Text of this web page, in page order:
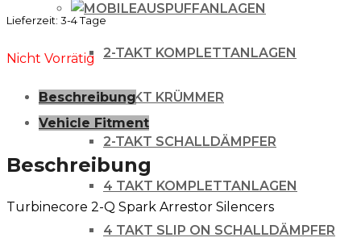
AUSPUFFANLAGEN
2-TAKT KOMPLETTANLAGEN
2-TAKT KRÜMMER
2-TAKT SCHALLDÄMPFER
4 TAKT KOMPLETTANLAGEN
4 TAKT SLIP ON SCHALLDÄMPFER
Lieferzeit: 3-4 Tage
Nicht Vorrätig
Beschreibung
Vehicle Fitment
Beschreibung
Turbinecore 2-Q Spark Arrestor Silencers